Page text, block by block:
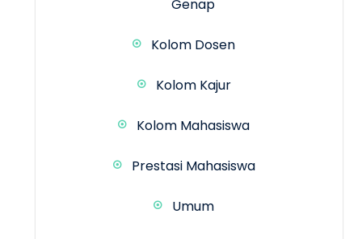
Genap
Kolom Dosen
Kolom Kajur
Kolom Mahasiswa
Prestasi Mahasiswa
Umum